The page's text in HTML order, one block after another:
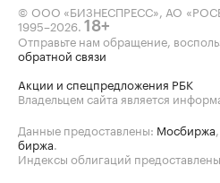
© ООО «БИЗНЕСПРЕСС», АО
1995–2026 18+
Отправьте нам обращение,
обратной связи
Акции и спецпредложения РБК
Владельцем сайта является
Данные предоставлены: Мосбиржа
биржа
Индексы облигаций